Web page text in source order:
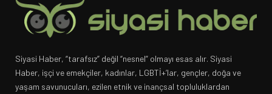
Siyasi Haber, “tarafsız” değil “nesnel” olmayı esas alır. Siyasi
Haber, işçi ve emekçiler, kadınlar, LGBTİ+’lar, gençler, doğa ve
yaşam savunucuları, ezilen etnik ve inançsal topluluklardan